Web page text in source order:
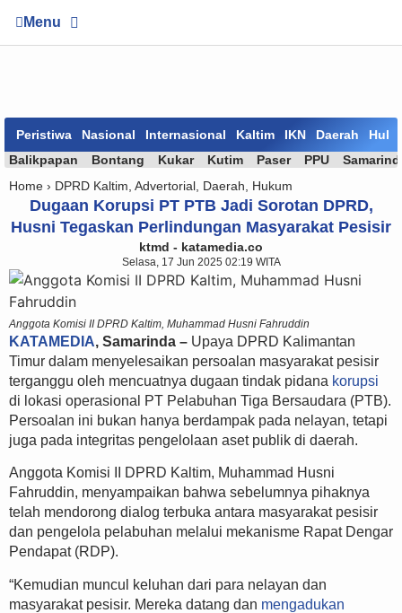
Menu
Peristiwa Nasional Internasional Kaltim IKN Daerah
Balikpapan
Bontang Kukar Kutim Paser PPU
Home › DPRD Kaltim Advertorial Daerah Hukum
Dugaan Korupsi PT PTB Jadi Sorotan DPRD,
Husni Tegaskan Perlindungan Masyarakat Pesisir
ktmd - katamedia.co
Selasa, 17 Jun 2025 02:19 WITA
Anggota Komisi II DPRD Kaltim, Muhammad Husni Fahruddin
KATAMEDIA, Samarinda – Upaya DPRD Kalimantan
Timur dalam menyelesaikan persoalan masyarakat pesisir
terganggu oleh mencuatnya dugaan tindak pidana korupsi
di lokasi operasional PT Pelabuhan Tiga Bersaudara (PTB).
Persoalan ini bukan hanya berdampak pada nelayan, tetapi
juga pada integritas pengelolaan aset publik di daerah.
Anggota Komisi II DPRD Kaltim, Muhammad Husni
Fahruddin, menyampaikan bahwa sebelumnya pihaknya
telah mendorong dialog terbuka antara masyarakat pesisir
dan pengelola pelabuhan melalui mekanisme Rapat Dengar
Pendapat (RDP).
“Kemudian muncul keluhan dari para nelayan dan
masyarakat pesisir. Mereka datang dan mengadukan